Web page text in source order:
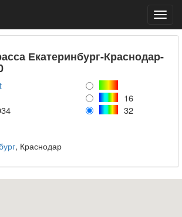
Екатеринбург-Краснодар-
16
32
, Краснодар